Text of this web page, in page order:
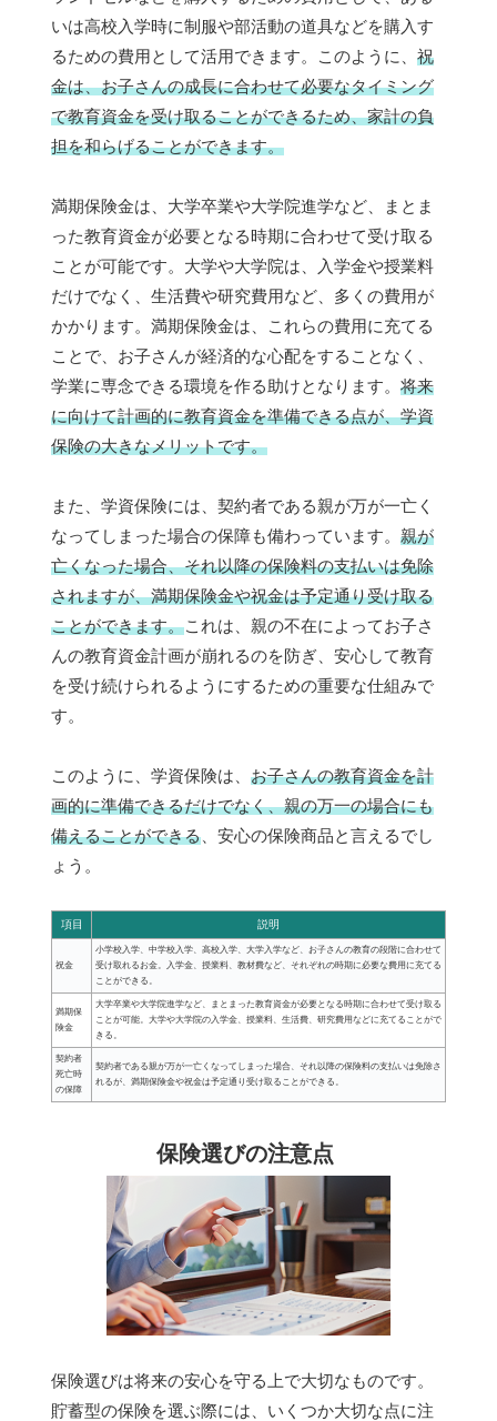
いは高校入学時に制服や部活動の道具などを購入す
るための費用として活用できます。このように、 祝
金は、お子さんの成長に合わせて必要なタイミング
で教育資金を受け取ることができるため、家計の負
担を和らげることができます。
満期保険金は、大学卒業や大学院進学など、まとま
った教育資金が必要となる時期に合わせて受け取る
ことが可能です。大学や大学院は、入学金や授業料
だけでなく、生活費や研究費用など、多くの費用が
かかります。満期保険金は、これらの費用に充てる
ことで、お子さんが経済的な心配をすることなく、
学業に専念できる環境を作る助けとなります。 将来
に向けて計画的に教育資金を準備できる点が、学資
保険の大きなメリットです。
また、学資保険には、契約者である親が万が一亡く
なってしまった場合の保障も備わっています。 親が
亡くなった場合、それ以降の保険料の支払いは免除
されますが、満期保険金や祝金は予定通り受け取る
ことができます。これは、親の不在によってお子さ
んの教育資金計画が崩れるのを防ぎ、安心して教育
を受け続けられるようにするための重要な仕組みで
す。
このように、学資保険は、 お子さんの教育資金を計
画的に準備できるだけでなく、親の万一の場合にも
備えることができる 、安心の保険商品と言えるでし
ょう。
項目 説明
祝金
小学校入学、中学校入学、高校入学、大学入学など、お子さんの教育の段階に合わせて
受け取れるお金。入学金、授業料、教材費など、それぞれの時期に必要な費用に充てる
ことができる。
満期保
険金
大学卒業や大学院進学など、まとまった教育資金が必要となる時期に合わせて受け取る
ことが可能。大学や大学院の入学金、授業料、生活費、研究費用などに充てることがで
きる。
契約者
死亡時
の保障
契約者である親が万が一亡くなってしまった場合、それ以降の保険料の支払いは免除さ
れるが、満期保険金や祝金は予定通り受け取ることができる。
保険選びの注意点
保険選びは将来の安心を守る上で大切なものです。
貯蓄型の保険を選ぶ際には、いくつか大切な点に注